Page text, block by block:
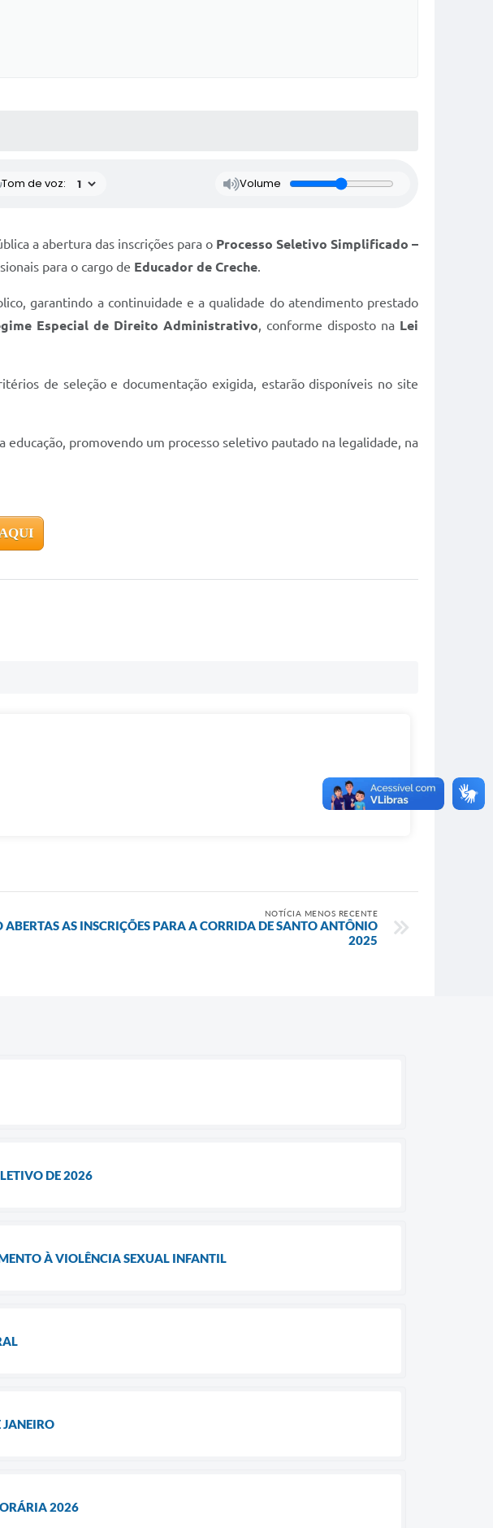
Tom de voz: Volume
a abertura das inscrições para o Processo Seletivo Simplificado –
para o cargo de Educador de Creche.
garantindo a continuidade e a qualidade do atendimento prestado
Especial de Direito Administrativo, conforme disposto na Lei
de seleção e documentação exigida, estarão disponíveis no site
promovendo um processo seletivo pautado na legalidade, na
NOTÍCIA MENOS RECENTE
ABERTAS AS INSCRIÇÕES PARA A CORRIDA DE SANTO ANTÔNIO
2025
DE 2026
À VIOLÊNCIA SEXUAL INFANTIL
JANEIRO
2026